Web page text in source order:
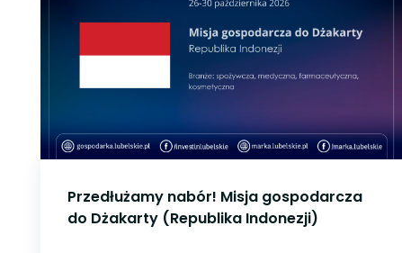
Przedłużamy nabór! Misja gospodarcza
do Dżakarty (Republika Indonezji)